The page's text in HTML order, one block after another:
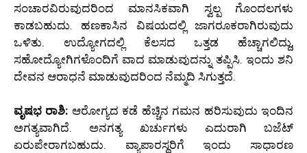
ಸಂಚಾರವಿರುವುದರಿಂದ ಮಾನಸಿಕವಾಗಿ ಸ್ವಲ್ಪ ಗೊಂದಲಗಳು
ಕಾಡಬಹುದು. ಹಣಕಾಸಿನ ವಿಷಯದಲ್ಲಿ ಜಾಗರೂಕರಾಗಿರುವುದು
ಒಳಿತು. ಉದ್ಯೋಗದಲ್ಲಿ ಕೆಲಸದ ಒತ್ತಡ ಹೆಚ್ಚಾಗಲಿದ್ದು,
ಸಹೋದ್ಯೋಗಿಗಳೊಂದಿಗೆ ವಾದ ಮಾಡುವುದನ್ನು ತಪ್ಪಿಸಿ. ಇಂದು ಶನಿ
ದೇವನ ಆರಾಧನೆ ಮಾಡುವುದರಿಂದ ನೆಮ್ಮದಿ ಸಿಗುತ್ತದೆ.
ವೃಷಭ ರಾಶಿ: ಆರೋಗ್ಯದ ಕಡೆ ಹೆಚ್ಚಿನ ಗಮನ ಹರಿಸುವುದು ಇಂದಿನ
ಅಗತ್ಯವಾಗಿದೆ. ಅನಗತ್ಯ ಖರ್ಚುಗಳು ಎದುರಾಗಿ ಬಜೆಟ್
ಏರುಪೇರಾಗಬಹುದು. ವ್ಯಾಪಾರಸ್ಥರಿಗೆ ಇಂದು ಸಾಧಾರಣ